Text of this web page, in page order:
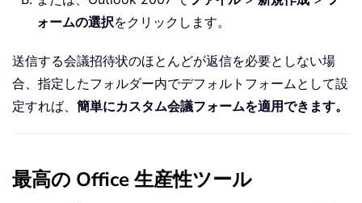
ォームの選択をクリックします。
送信する会議招待状のほとんどが返信を必要としない場
合、指定したフォルダー内でデフォルトフォームとして設
定すれば、 簡単にカスタム会議フォームを適用できます。
最高の Office 生産性ツール